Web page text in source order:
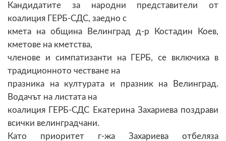
Кандидатите за народни представители от
коалиция ГЕРБ-СДС, заедно с
кмета на община Велинград д-р Костадин Коев,
кметове на кметства,
членове и симпатизанти на ГЕРБ, се включиха в
традиционното честване на
празника на културата и празник на Велинград.
Водачът на листата на
коалиция ГЕРБ-СДС Екатерина Захариева поздрави
всички велинградчани.
Като приоритет г-жа Захариева отбеляза